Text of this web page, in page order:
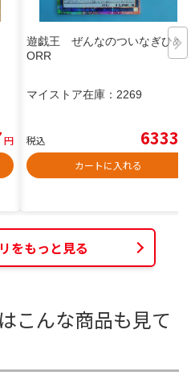
円
遊戯王 ぜんなのついなぎひめ
ORR
マイストア在庫： 2269
税込 6333
カートに入れる
をもっと見る
こんな商品も見て